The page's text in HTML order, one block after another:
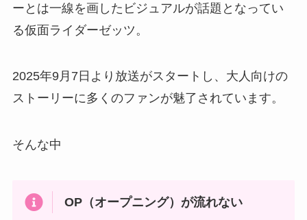
ーとは一線を画したビジュアルが話題となってい
る仮面ライダーゼッツ。
2025年9月7日より放送がスタートし、大人向けの
ストーリーに多くのファンが魅了されています。
そんな中
OP（オープニング）が流れない